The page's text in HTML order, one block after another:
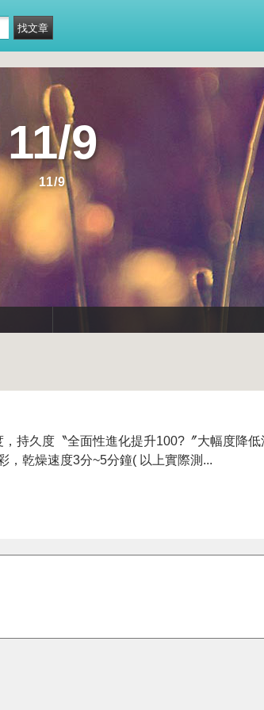
11/9
11/9
持久度〝全面性進化提升100?〞大幅度降低
，乾燥速度3分~5分鐘( 以上實際測...